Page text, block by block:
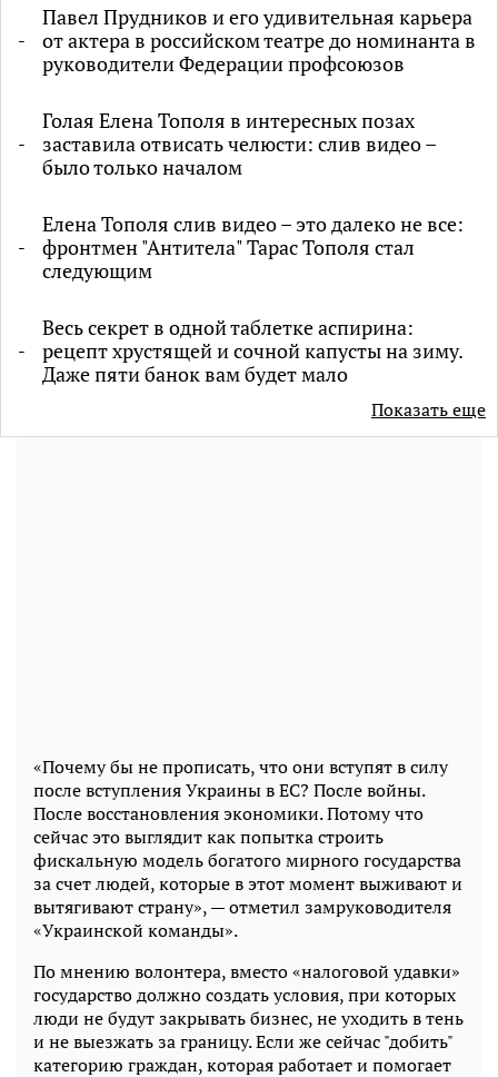
Павел Прудников и его удивительная карьера
от актера в российском театре до номинанта в
руководители Федерации профсоюзов
Голая Елена Тополя в интересных позах
заставила отвисать челюсти: слив видео –
было только началом
Елена Тополя слив видео – это далеко не все:
фронтмен "Антитела" Тарас Тополя стал
следующим
Весь секрет в одной таблетке аспирина:
рецепт хрустящей и сочной капусты на зиму.
Даже пяти банок вам будет мало
Показать еще
«Почему бы не прописать, что они вступят в силу
после вступления Украины в ЕС? После войны.
После восстановления экономики. Потому что
сейчас это выглядит как попытка строить
фискальную модель богатого мирного государства
за счет людей, которые в этот момент выживают и
вытягивают страну», — отметил замруководителя
«Украинской команды».
По мнению волонтера, вместо «налоговой удавки»
государство должно создать условия, при которых
люди не будут закрывать бизнес, не уходить в тень
и не выезжать за границу. Если же сейчас "добить"
категорию граждан, которая работает и помогает